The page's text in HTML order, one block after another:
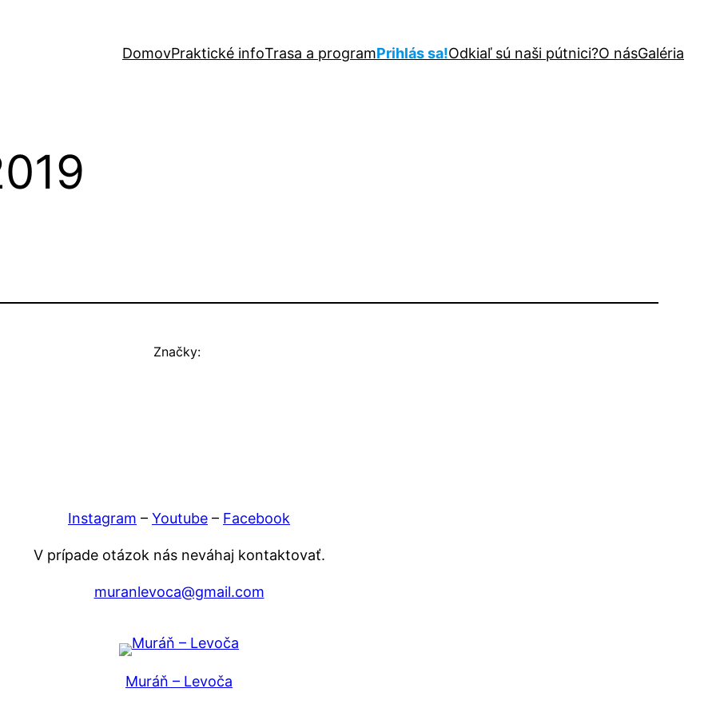
DomovPraktické infoTrasa a programPrihlás sa!Odkiaľ sú naši pútnici?O násGaléria
Značky:
Instagram – Youtube – Facebook
V prípade otázok nás neváhaj kontaktovať.
muranlevoca@gmail.com
Muráň – Levoča